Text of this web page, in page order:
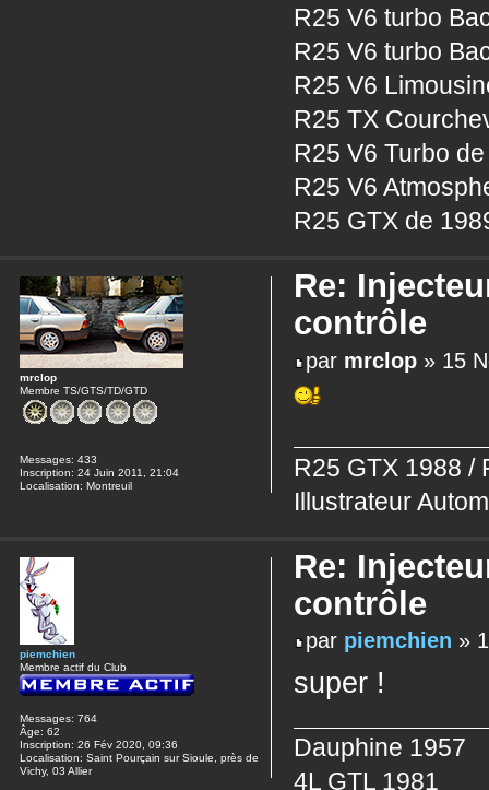
R25 V6 turbo
R25 V6 turbo
R25 V6
R25 TX
R25 V6 Turbo
R25 V6
R25 GTX de
Re:
contrôle
par mrclop » 15
R25 GTX 1988 /
Illustrateur
mrclop
Membre TS/GTS/TD/GTD
Messages: 433
Inscription: 24 Juin 2011, 21:04
Localisation: Montreuil
Re:
contrôle
par piemchien »
super !
Dauphine 1957
4L GTL 1981
piemchien
Membre actif du Club
Messages: 764
Âge: 62
Inscription: 26 Fév 2020, 09:36
Localisation: Saint Pourçain sur Sioule, près de
Vichy, 03 Allier